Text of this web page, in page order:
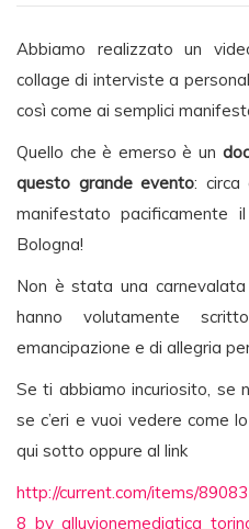
Abbiamo realizzato un
collage di interviste a
così come ai semplici
Quello che è emerso è un
questo grande evento: circa
manifestato pacificamente
Bologna!
Non è stata una
hanno volutamente
emancipazione e di allegria
Se ti abbiamo incuriosito, se
se c’eri e vuoi vedere come
qui sotto oppure al link
http://current.com/items/